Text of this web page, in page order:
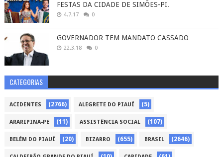
FESTAS DA CIDADE DE SIMÕES-PI.
4.7.17 0
GOVERNADOR TEM MANDATO CASSADO
22.3.18 0
CATEGORIAS
ACIDENTES (2766) ALEGRETE DO PIAUÍ (5)
ARARIPINA-PE (11) ASSISTÊNCIA SOCIAL (107)
BELÉM DO PIAUÍ (20) BIZARRO (655) BRASIL (2646)